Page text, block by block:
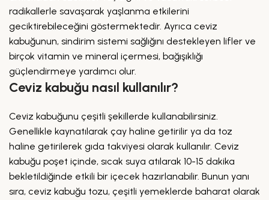
radikallerle savaşarak yaşlanma etkilerini
geciktirebileceğini göstermektedir. Ayrıca ceviz
kabuğunun, sindirim sistemi sağlığını destekleyen lifler ve
birçok vitamin ve mineral içermesi, bağışıklığı
güçlendirmeye yardımcı olur.
Ceviz kabuğu nasıl kullanılır?
Ceviz kabuğunu çeşitli şekillerde kullanabilirsiniz.
Genellikle kaynatılarak çay haline getirilir ya da toz
haline getirilerek gıda takviyesi olarak kullanılır. Ceviz
kabuğu poşet içinde, sıcak suya atılarak 10-15 dakika
bekletildiğinde etkili bir içecek hazırlanabilir. Bunun yanı
sıra, ceviz kabuğu tozu, çeşitli yemeklerde baharat olarak